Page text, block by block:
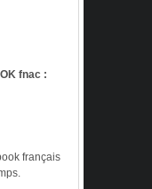
fnac :
français